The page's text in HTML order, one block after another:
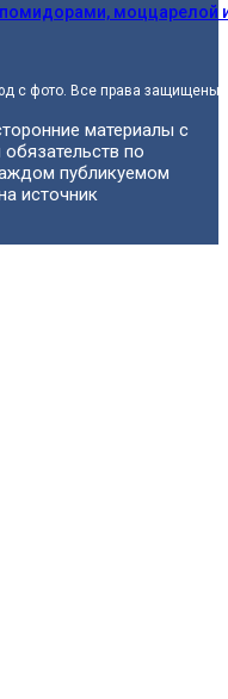
моццарелой
с фото. Все права защищены.
материалы с
по
публикуемом
источник